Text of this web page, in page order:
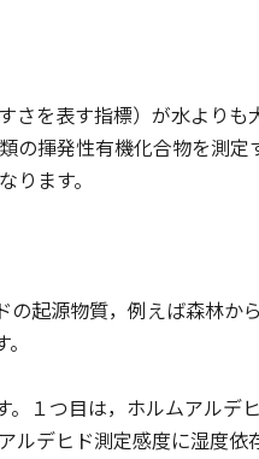
さを表す指標）が水よりも
の揮発性有機化合物を測定
ります。
起源物質，例えば森林か
１つ目は，ホルムアルデ
ルデヒド測定感度に湿度依